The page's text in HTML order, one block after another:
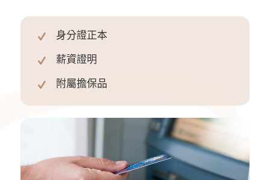
身分證正本
薪資證明
附屬擔保品